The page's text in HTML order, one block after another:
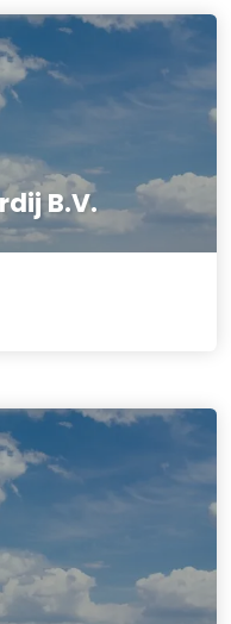
B.V.